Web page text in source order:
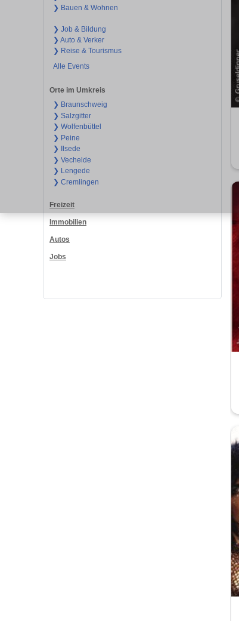
❯ Bauen & Wohnen
❯ Job & Bildung
❯ Auto & Verker
❯ Reise & Tourismus
Alle Events
Orte im Umkreis
❯ Braunschweig
❯ Salzgitter
❯ Wolfenbüttel
❯ Peine
❯ Ilsede
❯ Vechelde
❯ Lengede
❯ Cremlingen
Freizeit
Immobilien
Autos
Jobs